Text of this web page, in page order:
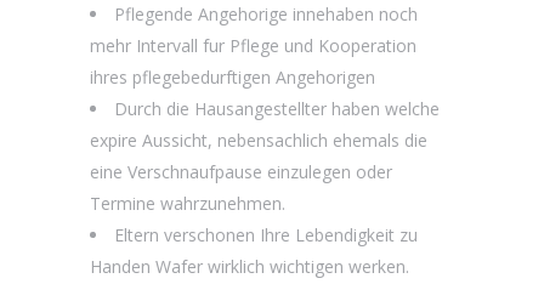
Pflegende Angehorige innehaben noch
mehr Intervall fur Pflege und Kooperation
ihres pflegebedurftigen Angehorigen
Durch die Hausangestellter haben welche
expire Aussicht, nebensachlich ehemals die
eine Verschnaufpause einzulegen oder
Termine wahrzunehmen.
Eltern verschonen Ihre Lebendigkeit zu
Handen Wafer wirklich wichtigen werken.